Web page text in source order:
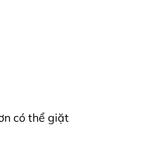
có thể giặt